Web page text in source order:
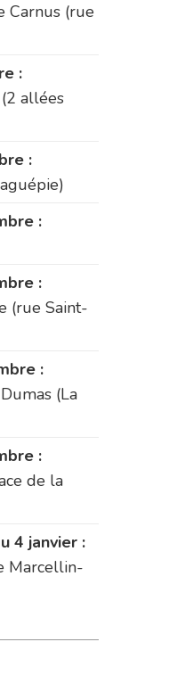
Carnus (rue
:
allées
:
:
:
(rue Saint-
:
(La
:
de la
4 janvier :
Marcellin-